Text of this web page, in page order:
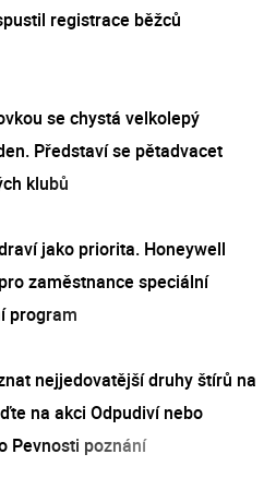
registrace běžců
se chystá velkolepý
Představí se pětadvacet
klubů
jako priorita. Honeywell
zaměstnance speciální
program
nejjedovatější druhy štírů na
na akci Odpudiví nebo
Pevnosti poznání